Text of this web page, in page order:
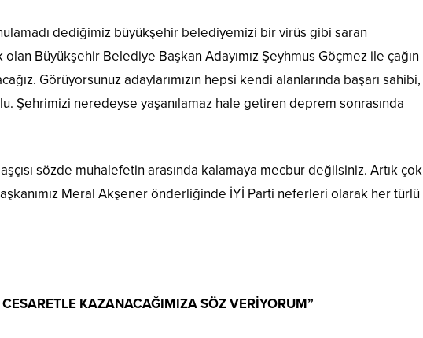
dediğimiz büyükşehir belediyemizi bir virüs gibi saran
olan Büyükşehir Belediye Başkan Adayımız Şeyhmus Göçmez ile çağın
Görüyorsunuz adaylarımızın hepsi kendi alanlarında başarı sahibi,
Şehrimizi neredeyse yaşanılamaz hale getiren deprem sonrasında
sözde muhalefetin arasında kalamaya mecbur değilsiniz. Artık çok
Meral Akşener önderliğinde İYİ Parti neferleri olarak her türlü
KAZANACAĞIMIZA SÖZ VERİYORUM”